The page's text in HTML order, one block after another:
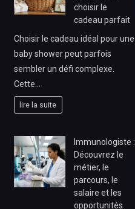
choisir le
cadeau parfait
Choisir le cadeau idéal pour une
baby shower peut parfois
sembler un défi complexe.
Cette…
lire la suite
Immunologiste :
Découvrez le
métier, le
parcours, le
salaire et les
opportunités